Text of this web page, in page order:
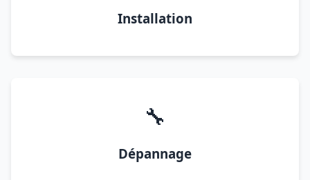
Installation
🔧
Dépannage